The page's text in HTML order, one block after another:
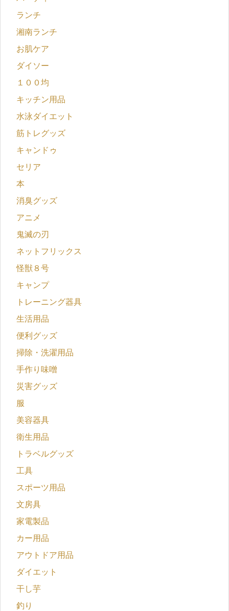
ランチ
湘南ランチ
お肌ケア
ダイソー
１００均
キッチン用品
水泳ダイエット
筋トレグッズ
キャンドゥ
セリア
本
消臭グッズ
アニメ
鬼滅の刃
ネットフリックス
怪獣８号
キャンプ
トレーニング器具
生活用品
便利グッズ
掃除・洗濯用品
手作り味噌
災害グッズ
服
美容器具
衛生用品
トラベルグッズ
工具
スポーツ用品
文房具
家電製品
カー用品
アウトドア用品
ダイエット
干し芋
釣り